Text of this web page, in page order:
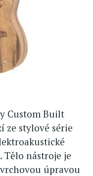
Custom Built
ze stylové série
Tělo nástroje je
úpravou